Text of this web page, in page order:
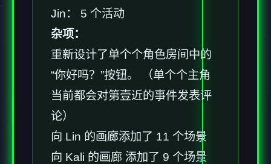
Jin： 5 个活动
杂项：
重新设计了单个个角色房间中的
“你好吗？”按钮。 （单个个主角
当前都会对第壹近的事件发表评
论）
向 Lin 的画廊添加了 11 个场景
向 Kali 的画廊 添加了 9 个场景